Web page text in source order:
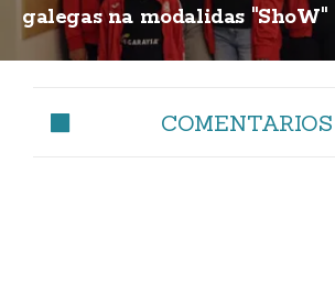
galegas na modalidas "ShoW"
COMENTARIOS